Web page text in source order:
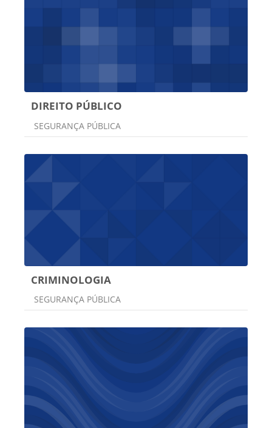
DIREITO PÚBLICO
Categoria do curso
SEGURANÇA PÚBLICA
CRIMINOLOGIA
Categoria do curso
SEGURANÇA PÚBLICA